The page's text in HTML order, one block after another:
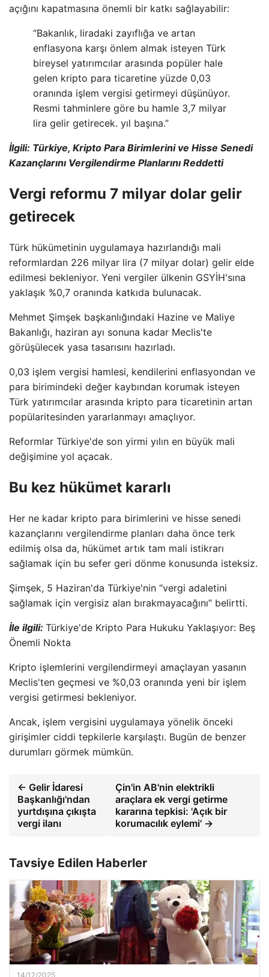
açığını kapatmasına önemli bir katkı sağlayabilir:
“Bakanlık, liradaki zayıflığa ve artan
enflasyona karşı önlem almak isteyen Türk
bireysel yatırımcılar arasında popüler hale
gelen kripto para ticaretine yüzde 0,03
oranında işlem vergisi getirmeyi düşünüyor.
Resmi tahminlere göre bu hamle 3,7 milyar
lira gelir getirecek. yıl başına.”
İlgili: Türkiye, Kripto Para Birimlerini ve Hisse Senedi
Kazançlarını Vergilendirme Planlarını Reddetti
Vergi reformu 7 milyar dolar gelir
getirecek
Türk hükümetinin uygulamaya hazırlandığı mali
reformlardan 226 milyar lira (7 milyar dolar) gelir elde
edilmesi bekleniyor. Yeni vergiler ülkenin GSYİH'sına
yaklaşık %0,7 oranında katkıda bulunacak.
Mehmet Şimşek başkanlığındaki Hazine ve Maliye
Bakanlığı, haziran ayı sonuna kadar Meclis'te
görüşülecek yasa tasarısını hazırladı.
0,03 işlem vergisi hamlesi, kendilerini enflasyondan ve
para birimindeki değer kaybından korumak isteyen
Türk yatırımcılar arasında kripto para ticaretinin artan
popülaritesinden yararlanmayı amaçlıyor.
Reformlar Türkiye'de son yirmi yılın en büyük mali
değişimine yol açacak.
Bu kez hükümet kararlı
Her ne kadar kripto para birimlerini ve hisse senedi
kazançlarını vergilendirme planları daha önce terk
edilmiş olsa da, hükümet artık tam mali istikrarı
sağlamak için bu sefer geri dönme konusunda isteksiz.
Şimşek, 5 Haziran'da Türkiye'nin “vergi adaletini
sağlamak için vergisiz alan bırakmayacağını” belirtti.
İle ilgili: Türkiye'de Kripto Para Hukuku Yaklaşıyor: Beş
Önemli Nokta
Kripto işlemlerini vergilendirmeyi amaçlayan yasanın
Meclis'ten geçmesi ve %0,03 oranında yeni bir işlem
vergisi getirmesi bekleniyor.
Ancak, işlem vergisini uygulamaya yönelik önceki
girişimler ciddi tepkilerle karşılaştı. Bugün de benzer
durumları görmek mümkün.
← Gelir İdaresi
Başkanlığı'ndan
yurtdışına çıkışta
vergi ilanı
Çin'in AB'nin elektrikli
araçlara ek vergi getirme
kararına tepkisi: 'Açık bir
korumacılık eylemi' →
Tavsiye Edilen Haberler
14/12/2025